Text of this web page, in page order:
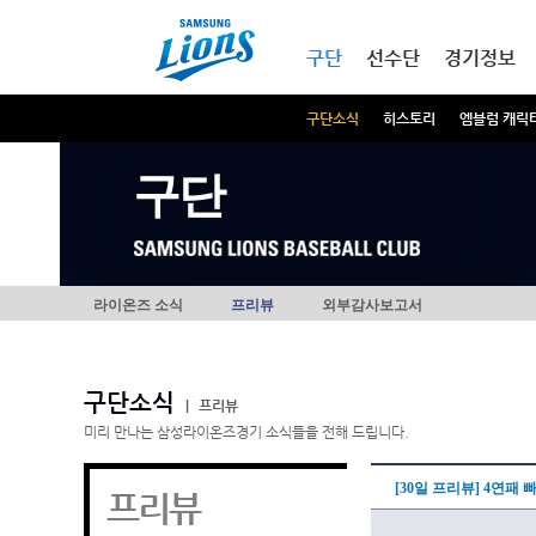
구단
구단소식 히스토리 엠블럼 캐릭
선수단 경기정보
구단
라이온즈 소식 프리뷰 외부감사보고서
구단소식
프리뷰
미리 만나는 삼성라이온즈경기 소식들을 전해 드립니다.
프리뷰 [30일 프리뷰] 4연패